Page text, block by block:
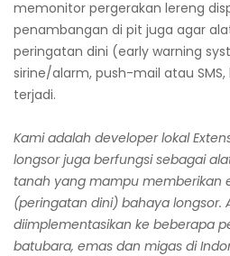
memonitor pergerakan lereng
penambangan di pit juga agar
peringatan dini (early warning
sirine/alarm, push-mail atau
terjadi.
Kami adalah developer lokal
longsor juga berfungsi sebagai
tanah yang mampu memberikan
(peringatan dini) bahaya longsor.
diimplementasikan ke beberapa
batubara, emas dan migas di